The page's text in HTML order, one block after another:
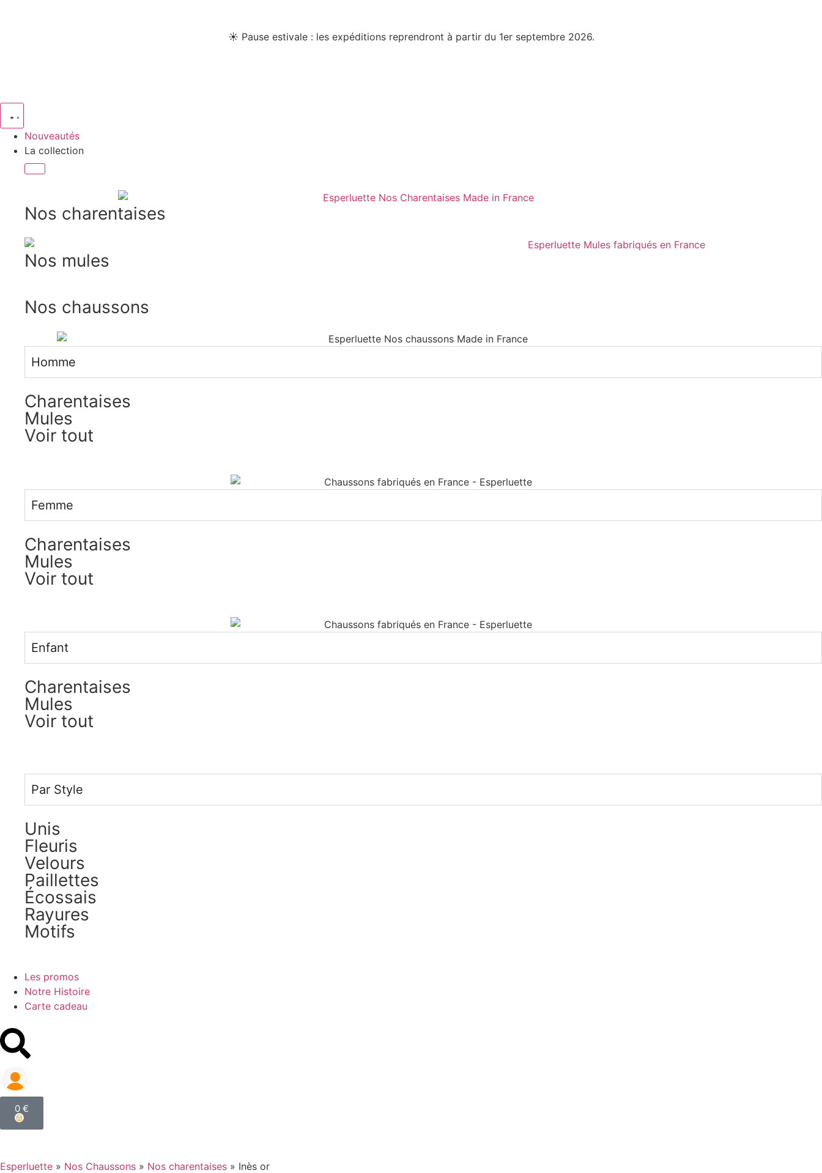
☀️ Pause estivale : les expéditions reprendront à partir du 1er septembre 2026.
Nouveautés
La collection
Nos charentaises
Nos mules
Nos chaussons
Homme
Charentaises
Mules
Voir tout
Femme
Charentaises
Mules
Voir tout
Enfant
Charentaises
Mules
Voir tout
Par Style
Unis
Fleuris
Velours
Paillettes
Écossais
Rayures
Motifs
Les promos
Notre Histoire
Carte cadeau
0 €
Esperluette » Nos Chaussons » Nos charentaises » Inès or